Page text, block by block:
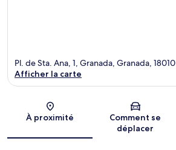
Carte
Pl. de Sta. Ana, 1, Granada, Granada, 18010
Afficher la carte
À proximité
Comment se
déplacer